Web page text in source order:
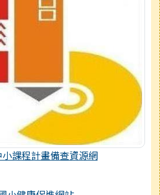
課程計畫備查資源網